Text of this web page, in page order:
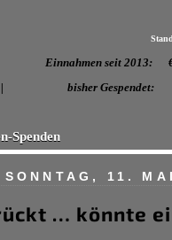
| Einnahmen seit 2013:
| bisher
Spenden
SONNTAG, 11.
… könnte